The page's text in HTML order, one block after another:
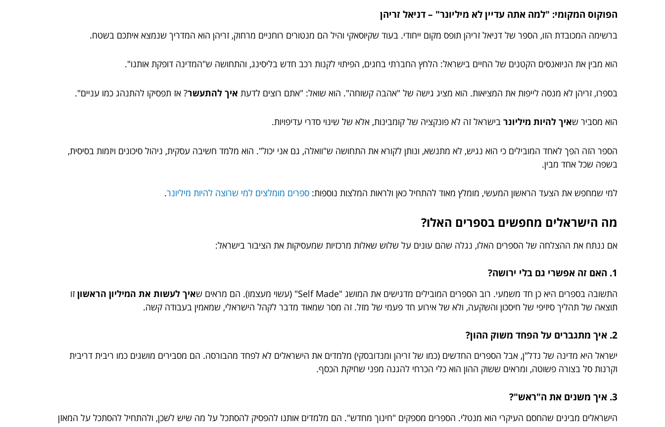
הפוקוס המקומי: "למה אתה עדיין לא מיליונר" – דניאל זריהן
ברשימה המכובדת הזו, הספר של דניאל זריהן תופס מקום ייחודי. בעוד שקיוסאקי והיל הם מנטורים רוחניים מרחוק, זריהן הוא המדריך שנמצא איתכם בשטח.
הוא מבין את הניואנסים הקטנים של החיים בישראל: הלחץ החברתי בחגים, הפיתוי לקנות רכב חדש בליסינג, והתחושה ש"המדינה דופקת אותנו".
בספרו, זריהן לא מנסה לייפות את המציאות. הוא מציג גישה של "אהבה קשוחה". הוא שואל: "אתם רוצים לדעת איך להתעשר? אז תפסיקו להתנהג כמו עניים".
הוא מסביר שאיך להיות מיליונר בישראל זה לא פונקציה של קומבינות, אלא של שינוי סדרי עדיפויות.
הספר הזה הפך לאחד המובילים כי הוא נגיש, לא מתנשא, ונותן לקורא את התחושה ש"וואלה, גם אני יכול". הוא מלמד חשיבה עסקית, ניהול סיכונים ויזמות בסיסית,
בשפה שכל אחד מבין.
למי שמחפש את הצעד הראשון המעשי, מומלץ מאוד להתחיל כאן ולראות המלצות נוספות: ספרים מומלצים למי שרוצה להיות מיליונר.
מה הישראלים מחפשים בספרים האלו?
אם ננתח את ההצלחה של הספרים האלו, נגלה שהם עונים על שלוש שאלות מרכזיות שמעסיקות את הציבור בישראל:
1. האם זה אפשרי גם בלי ירושה?
התשובה בספרים היא כן חד משמעי. רוב הספרים המובילים מדגישים את המושג "Self Made" (עשוי מעצמו). הם מראים ש איך לעשות את המיליון הראשון זו
תוצאה של תהליך סיזיפי של חיסכון והשקעה, ולא של אירוע חד פעמי של מזל. זה מסר שמאוד מדבר לקהל הישראלי, שמאמין בעבודה קשה.
2. איך מתגברים על הפחד משוק ההון?
ישראל היא מדינה של נדל"ן, אבל הספרים החדשים (כמו של זריהן ומנדובסקי) מלמדים את הישראלים לא לפחד מהבורסה. הם מסבירים מושגים כמו ריבית דריבית
וקרנות סל בצורה פשוטה, ומראים ששוק ההון הוא כלי הכרחי להגנה מפני שחיקת הכסף.
3. איך משנים את ה"ראש"?
הישראלים מבינים שהחסם העיקרי הוא מנטלי. הספרים מספקים "חינוך מחדש". הם מלמדים אותנו להפסיק להסתכל על מה שיש לשכן, ולהתחיל להסתכל על המאזן